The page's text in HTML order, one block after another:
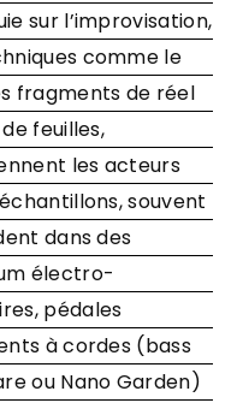
sur l’improvisation,
comme le
fragments de réel
feuilles,
les acteurs
souvent
dans des
électro-
pédales
à cordes (bass
ou Nano Garden)